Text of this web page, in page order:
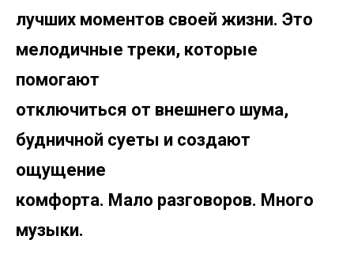
лучших моментов своей жизни. Это
мелодичные треки, которые
помогают
отключиться от внешнего шума,
будничной суеты и создают
ощущение
комфорта. Мало разговоров. Много
музыки.